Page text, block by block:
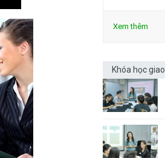
Xem thêm
Khóa học